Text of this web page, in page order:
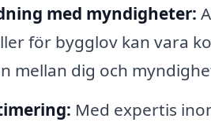
med myndigheter:
för bygglov kan vara
mellan dig och
Med expertis